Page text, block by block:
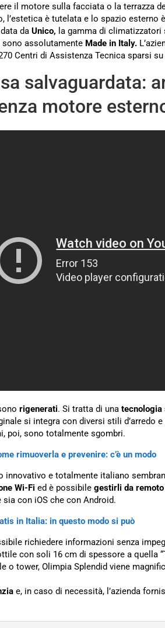
il motore sulla facciata o la terrazza
l’estetica è tutelata e lo spazio esterno
da Unico, la gamma di climatizzatori
sono assolutamente Made in Italy.
Centri di Assistenza Tecnica sparsi
salvaguardata:
motore
rigenerati. Si tratta di una tecnologia
si integra con diversi stili d’arredo
poi, sono totalmente sgombri.
rimuoverla e prevenire: c’è un modo
innovativo e totalmente italiano
Wi-Fi ed è possibile gestirli da remoto
sia con iOS che con Android.
in Italia: in questo modo si può
richiedere informazioni senza
con soli 16 cm di spessore a quella
o tower, Olimpia Splendid viene
e, in caso di necessità, l’azienda